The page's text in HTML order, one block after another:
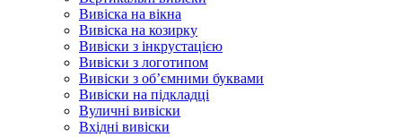
Вивіска на вікна
Вивіска на козирку
Вивіски з інкрустацією
Вивіски з логотипом
Вивіски з об’ємними буквами
Вивіски на підкладці
Вуличні вивіски
Вхідні вивіски